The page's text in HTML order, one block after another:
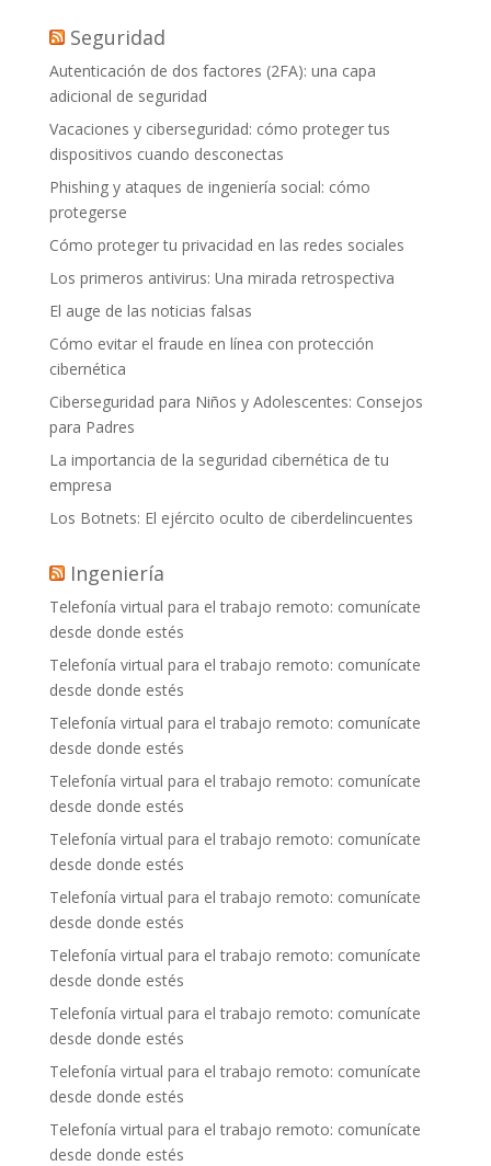
Seguridad
Autenticación de dos factores (2FA): una capa
adicional de seguridad
Vacaciones y ciberseguridad: cómo proteger tus
dispositivos cuando desconectas
Phishing y ataques de ingeniería social: cómo
protegerse
Cómo proteger tu privacidad en las redes sociales
Los primeros antivirus: Una mirada retrospectiva
El auge de las noticias falsas
Cómo evitar el fraude en línea con protección
cibernética
Ciberseguridad para Niños y Adolescentes: Consejos
para Padres
La importancia de la seguridad cibernética de tu
empresa
Los Botnets: El ejército oculto de ciberdelincuentes
Ingeniería
Telefonía virtual para el trabajo remoto: comunícate
desde donde estés
Telefonía virtual para el trabajo remoto: comunícate
desde donde estés
Telefonía virtual para el trabajo remoto: comunícate
desde donde estés
Telefonía virtual para el trabajo remoto: comunícate
desde donde estés
Telefonía virtual para el trabajo remoto: comunícate
desde donde estés
Telefonía virtual para el trabajo remoto: comunícate
desde donde estés
Telefonía virtual para el trabajo remoto: comunícate
desde donde estés
Telefonía virtual para el trabajo remoto: comunícate
desde donde estés
Telefonía virtual para el trabajo remoto: comunícate
desde donde estés
Telefonía virtual para el trabajo remoto: comunícate
desde donde estés